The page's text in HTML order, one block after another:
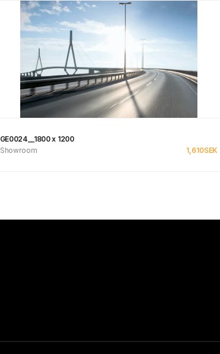
GE0024__1800 x 1200
Showroom
1,610SEK